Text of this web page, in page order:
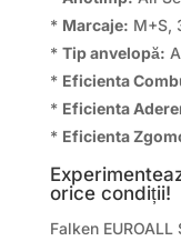
* Marcaje: M+S,
* Tip anvelopă:
* Eficienta
* Eficienta
* Eficienta
orice condiții!
Falken